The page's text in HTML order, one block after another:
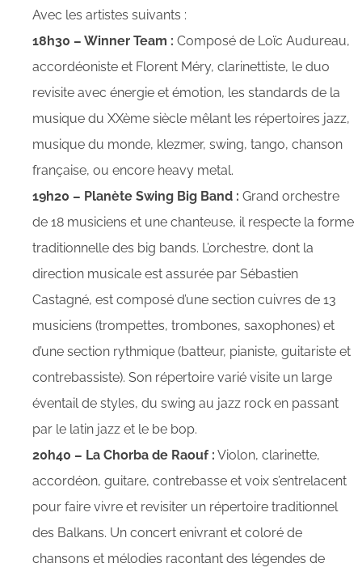
Avec les artistes suivants :
18h30 – Winner Team : Composé de Loïc Audureau,
accordéoniste et Florent Méry, clarinettiste, le duo
revisite avec énergie et émotion, les standards de la
musique du XXème siècle mêlant les répertoires jazz,
musique du monde, klezmer, swing, tango, chanson
française, ou encore heavy metal.
19h20 – Planète Swing Big Band : Grand orchestre
de 18 musiciens et une chanteuse, il respecte la forme
traditionnelle des big bands. L’orchestre, dont la
direction musicale est assurée par Sébastien
Castagné, est composé d’une section cuivres de 13
musiciens (trompettes, trombones, saxophones) et
d’une section rythmique (batteur, pianiste, guitariste et
contrebassiste). Son répertoire varié visite un large
éventail de styles, du swing au jazz rock en passant
par le latin jazz et le be bop.
20h40 – La Chorba de Raouf : Violon, clarinette,
accordéon, guitare, contrebasse et voix s’entrelacent
pour faire vivre et revisiter un répertoire traditionnel
des Balkans. Un concert enivrant et coloré de
chansons et mélodies racontant des légendes de